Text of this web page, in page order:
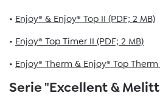
• Enjoy® & Enjoy® Top II (PDF; 2 MB)
• Enjoy® Top Timer II (PDF; 2 MB)
• Enjoy® Therm & Enjoy® Top Therm
Serie "Excellent &